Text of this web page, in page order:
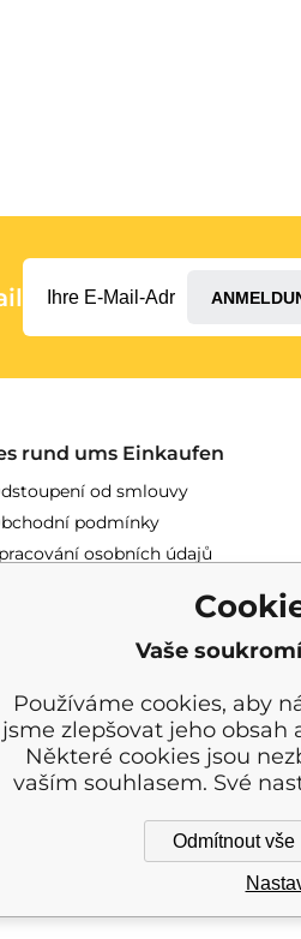
rund ums Einkaufen
od smlouvy
podmínky
osobních údajů
Vaše
Používáme cookies, aby
jsme zlepšovat jeho obsah
Některé cookies jsou
vaším souhlasem. Své
Odmítnout vše